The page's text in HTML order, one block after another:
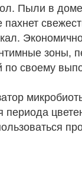
Пыли в
пахнет
зоны,
по своему
периода